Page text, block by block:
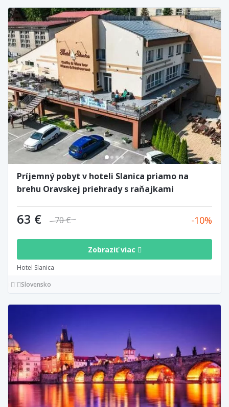
Príjemný pobyt v hoteli Slanica priamo na
brehu Oravskej priehrady s raňajkami
63 € 70 € 10
Zobraziť viac
Hotel Slanica
Slovensko